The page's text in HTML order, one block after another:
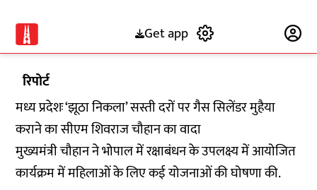
Get app
रिपोर्ट
मध्य प्रदेशः ‘झूठा निकला’ सस्ती दरों पर गैस सिलेंडर मुहैया
कराने का सीएम शिवराज चौहान का वादा
मुख्यमंत्री चौहान ने भोपाल में रक्षाबंधन के उपलक्ष्य में आयोजित
कार्यक्रम में महिलाओं के लिए कई योजनाओं की घोषणा की.